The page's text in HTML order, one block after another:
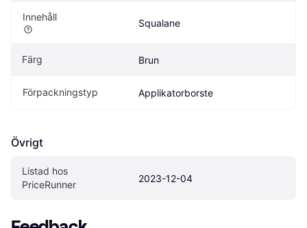
Innehåll
Squalane
Färg Brun
Förpackningstyp Applikatorborste
Övrigt
Listad hos
PriceRunner
2023-12-04